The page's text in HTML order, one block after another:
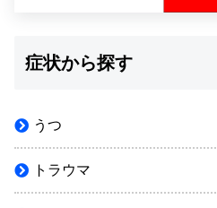
症状から探す
うつ
トラウマ